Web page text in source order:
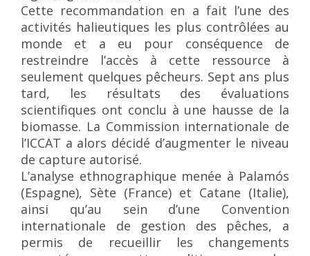
Cette recommandation en a fait l’une des
activités halieutiques les plus contrôlées au
monde et a eu pour conséquence de
restreindre l’accès à cette ressource à
seulement quelques pêcheurs. Sept ans plus
tard, les résultats des évaluations
scientifiques ont conclu à une hausse de la
biomasse. La Commission internationale de
l’ICCAT a alors décidé d’augmenter le niveau
de capture autorisé.
L’analyse ethnographique menée à Palamós
(Espagne), Sète (France) et Catane (Italie),
ainsi qu’au sein d’une Convention
internationale de gestion des pêches, a
permis de recueillir les changements